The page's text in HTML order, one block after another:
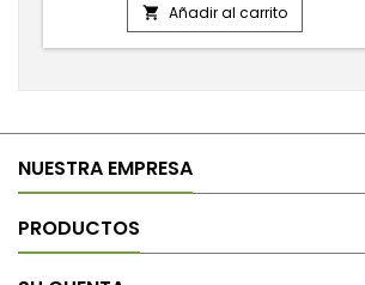
 Añadir al carrito
NUESTRA EMPRESA
PRODUCTOS